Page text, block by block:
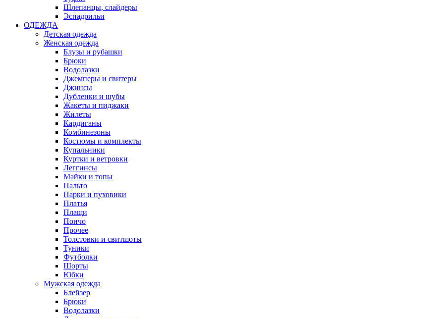
Шлепанцы, слайдеры
Эспадрильи
ОДЕЖДА
Детская одежда
Женская одежда
Блузы и рубашки
Брюки
Водолазки
Джемперы и свитеры
Джинсы
Дубленки и шубы
Жакеты и пиджаки
Жилеты
Кардиганы
Комбинезоны
Костюмы и комплекты
Купальники
Куртки и ветровки
Леггинсы
Майки и топы
Пальто
Парки и пуховики
Платья
Плащи
Пончо
Прочее
Толстовки и свитшоты
Туники
Футболки
Шорты
Юбки
Мужская одежда
Блейзер
Брюки
Водолазки